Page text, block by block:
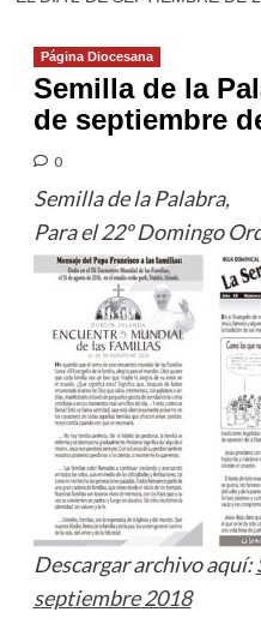
Página Diocesana
Semilla de la
de septiembre
0
Semilla de la Palabra,
Para el 22º Domingo
Descargar archivo aquí:
septiembre 2018